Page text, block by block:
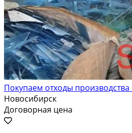
Покупаем отходы
Новосибирск
Договорная цена